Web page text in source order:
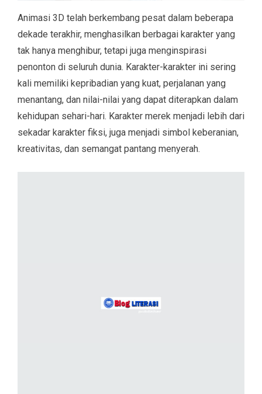
Animasi 3D telah berkembang pesat dalam beberapa
dekade terakhir, menghasilkan berbagai karakter yang
tak hanya menghibur, tetapi juga menginspirasi
penonton di seluruh dunia. Karakter-karakter ini sering
kali memiliki kepribadian yang kuat, perjalanan yang
menantang, dan nilai-nilai yang dapat diterapkan dalam
kehidupan sehari-hari. Karakter merek menjadi lebih dari
sekadar karakter fiksi, juga menjadi simbol keberanian,
kreativitas, dan semangat pantang menyerah.